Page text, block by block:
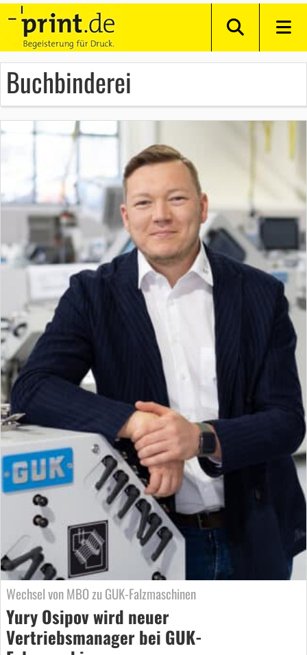
Buchbinderei
Wechsel von MBO zu GUK-Falzmaschinen
Yury Osipov wird neuer
Vertriebsmanager bei GUK-